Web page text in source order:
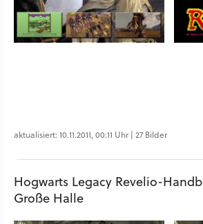
aktualisiert: 10.11.2011, 00:11 Uhr | 27 Bilder
Hogwarts Legacy Revelio-
Große Halle